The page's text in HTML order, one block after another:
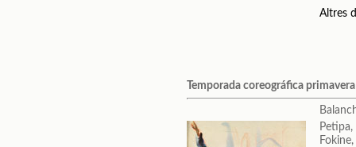
Altres
Temporada coreográfica